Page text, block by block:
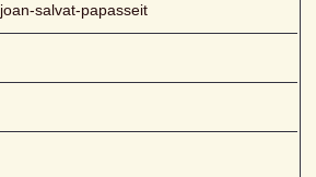
joan-salvat-papasseit